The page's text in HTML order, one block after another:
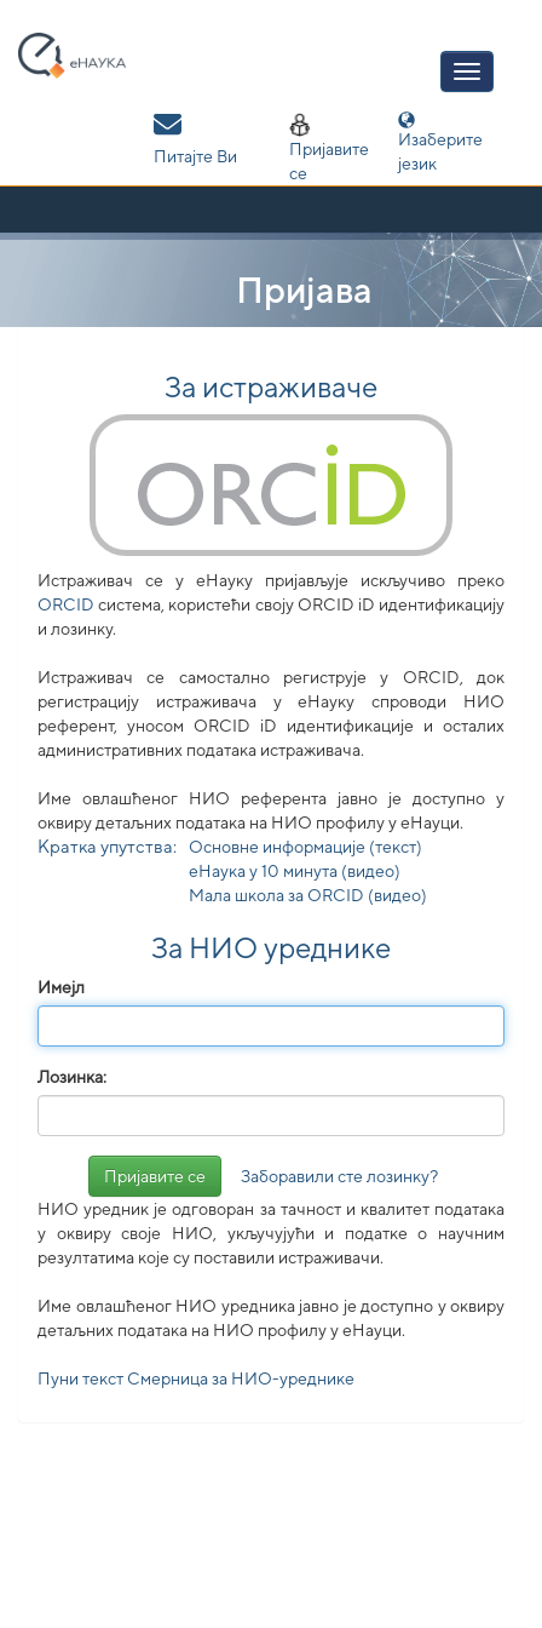
navigation
Питајте Ви
Пријавите
се
Изаберите
језик
Пријава
За истраживаче
Истраживач се у еНауку пријављује искључиво преко
ORCID система, користећи своjу ORCID iD идентификацију
и лозинку.
Истраживач се самостално региструје у ORCID, док
регистрацију истраживача у еНауку спроводи НИО
референт, уносом ORCID iD идентификације и осталих
административних података истраживача.
Име овлашћеног НИО референта јавно је доступно у
оквиру детаљних података на НИО профилу у еНауци.
Кратка упутства:
Основне информације (текст)
еНаука у 10 минута (видео)
Мала школа за ORCID (видео)
За НИО уреднике
Имејл
Лозинка:
Заборавили сте лозинку?
НИО уредник је одговоран за тачност и квалитет података
у оквиру своје НИО, укључујући и податке о научним
резултатима које су поставили истраживачи.
Име овлашћеног НИО уредника јавно је доступно у оквиру
детаљних података на НИО профилу у еНауци.
Пуни текст Смерница за НИО-уреднике